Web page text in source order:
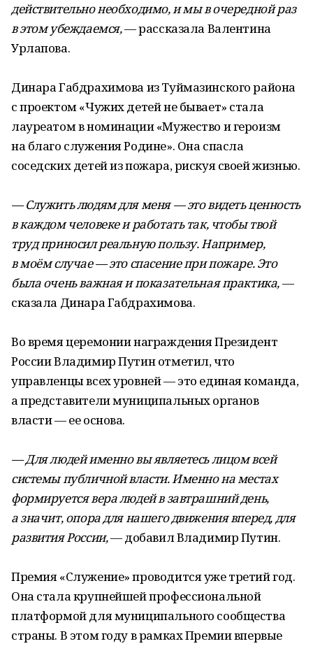
действительно необходимо, и мы в очередной раз
в этом убеждаемся,— рассказала Валентина
Урлапова.
Динара Габдрахимова из Туймазинского района
с проектом «Чужих детей не бывает» стала
лауреатом в номинации «Мужество и героизм
на благо служения Родине». Она спасла
соседских детей из пожара, рискуя своей жизнью.
— Служить людям для меня — это видеть ценность
в каждом человеке и работать так, чтобы твой
труд приносил реальную пользу. Например,
в моём случае — это спасение при пожаре. Это
была очень важная и показательная практика,—
сказала Динара Габдрахимова.
Во время церемонии награждения Президент
России Владимир Путин отметил, что
управленцы всех уровней — это единая команда,
а представители муниципальных органов
власти — ее основа.
— Для людей именно вы являетесь лицом всей
системы публичной власти. Именно на местах
формируется вера людей в завтрашний день,
а значит, опора для нашего движения вперед, для
развития России,— добавил Владимир Путин.
Премия «Служение» проводится уже третий год.
Она стала крупнейшей профессиональной
платформой для муниципального сообщества
страны. В этом году в рамках Премии впервые